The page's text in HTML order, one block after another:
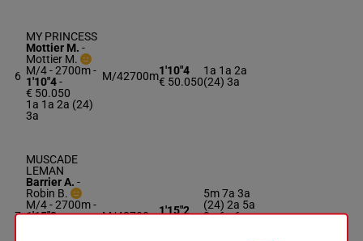
6
MY PRINCESS
Mottier M. -
Mottier M.
M/4 - 2700m-
1'10"4-
€ 50.050
1a 1a 2a (24)
3a
M/42700m1'10"4
€ 50.050
1a 1a 2a
(24) 3a
7
MUSCADE
LEMAN
Barrier A. -
Robin B.
M/4 - 2700m-
1'15"2-
M/42700m1'15"2
5m 7a 3a
(24) 2a 5a
9a 6a 6a